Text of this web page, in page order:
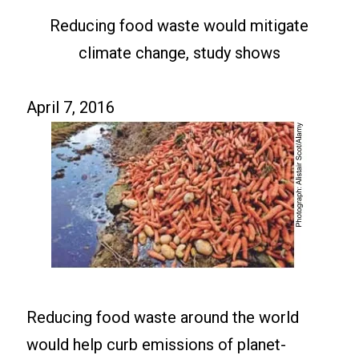
Reducing food waste would mitigate
climate change, study shows
April 7, 2016
Reducing food waste around the world
would help curb emissions of planet-